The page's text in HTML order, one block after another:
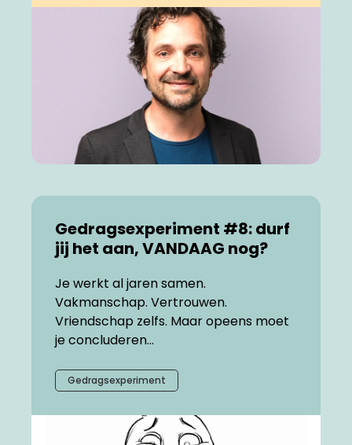
Gedragsexperiment #8: durf
jij het aan, VANDAAG nog?
Je werkt al jaren samen.
Vakmanschap. Vertrouwen.
Vriendschap zelfs. Maar opeens moet
je concluderen...
Gedragsexperiment